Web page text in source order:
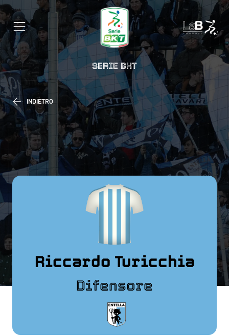
SERIE BKT
INDIETRO
Riccardo Turicchia
Difensore